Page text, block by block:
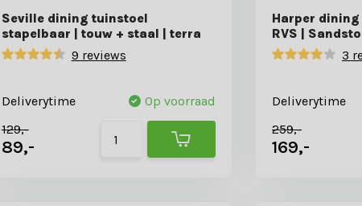
Seville dining tuinstoel
stapelbaar | touw + staal | terra
9 reviews
Deliverytime
Op voorraad
129,-
89,-
Harper
RVS |
3
Deliverytime
259,-
169,-